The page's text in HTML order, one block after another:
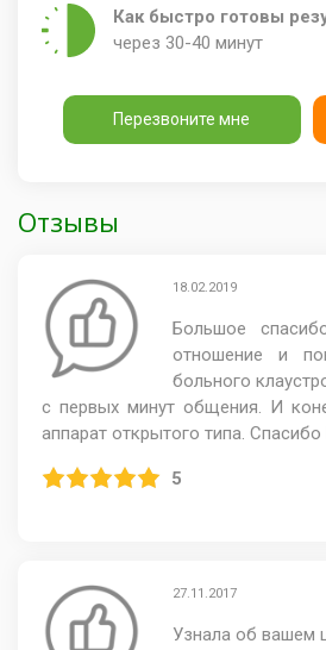
Как быстро готовы
через 30-40 минут
Перезвоните мне
Отзывы
18.02.2019
Большое
отношение и
больного
с первых минут общения. И
аппарат открытого типа.
5
27.11.2017
Узнала об вашем